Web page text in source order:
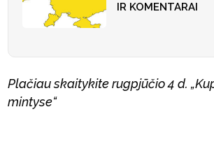
IR KOMENTARAI
Plačiau skaitykite rugpjūčio 4 d.
mintyse“